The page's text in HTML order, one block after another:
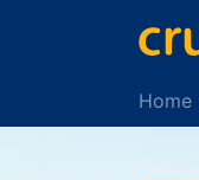
Home